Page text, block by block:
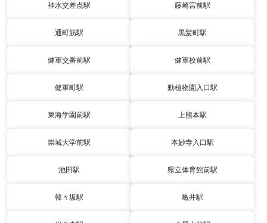
神水交差点駅 藤崎宮前駅
通町筋駅 黒髪町駅
健軍交番前駅 健軍校前駅
健軍町駅 動植物園入口駅
東海学園前駅 上熊本駅
崇城大学前駅 本妙寺入口駅
池田駅 県立体育館前駅
韓々坂駅 亀井駅